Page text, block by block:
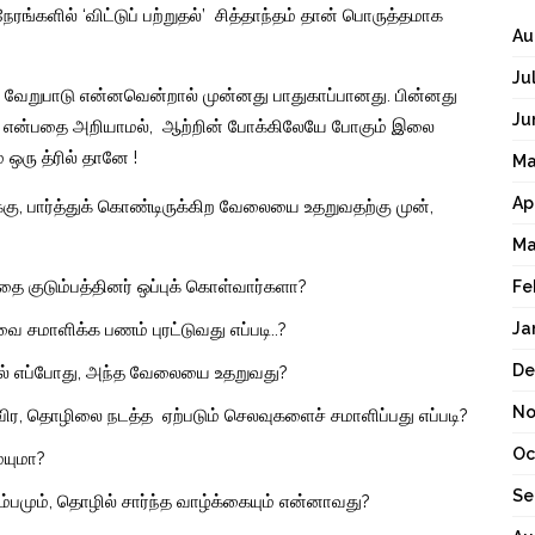
‘விட்டுப் பற்றுதல்’ சித்தாந்தம் தான் பொருத்தமாக
வேறுபாடு என்னவென்றால் முன்னது பாதுகாப்பானது. பின்னது
என்பதை அறியாமல், ஆற்றின் போக்கிலேயே போகும் இலை
ஒரு த்ரில் தானே !
, பார்த்துக் கொண்டிருக்கிற வேலையை உதறுவதற்கு முன்,
குடும்பத்தினர் ஒப்புக் கொள்வார்களா?
சமாளிக்க பணம் புரட்டுவது எப்படி..?
எப்போது, அந்த வேலையை உதறுவது?
, தொழிலை நடத்த ஏற்படும் செலவுகளைச் சமாளிப்பது எப்படி?
?
, தொழில் சார்ந்த வாழ்க்கையும் என்னாவது?